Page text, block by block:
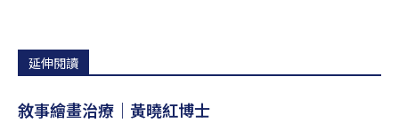
延伸閱讀
敘事繪畫治療｜黃曉紅博士